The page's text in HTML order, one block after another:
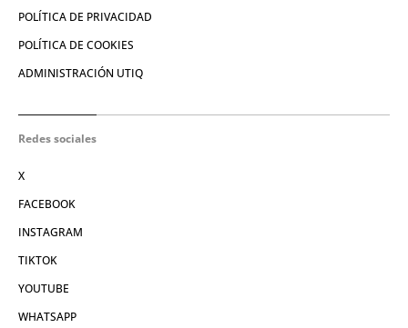
POLÍTICA DE PRIVACIDAD
POLÍTICA DE COOKIES
ADMINISTRACIÓN UTIQ
Redes sociales
X
FACEBOOK
INSTAGRAM
TIKTOK
YOUTUBE
WHATSAPP